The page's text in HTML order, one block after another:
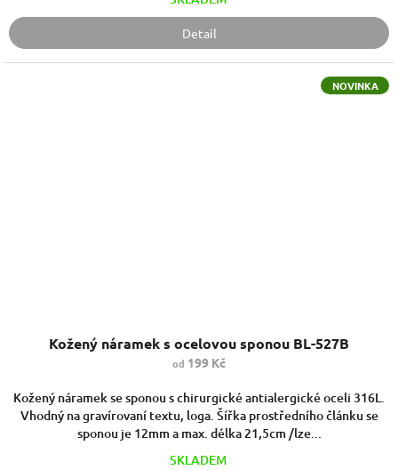
Detail
NOVINKA
Kožený náramek s ocelovou sponou BL-527B
od 199 Kč
Kožený náramek se sponou s chirurgické antialergické oceli 316L.
Vhodný na gravírovaní textu, loga. Šířka prostředního článku se
sponou je 12mm a max. délka 21,5cm /lze...
SKLADEM